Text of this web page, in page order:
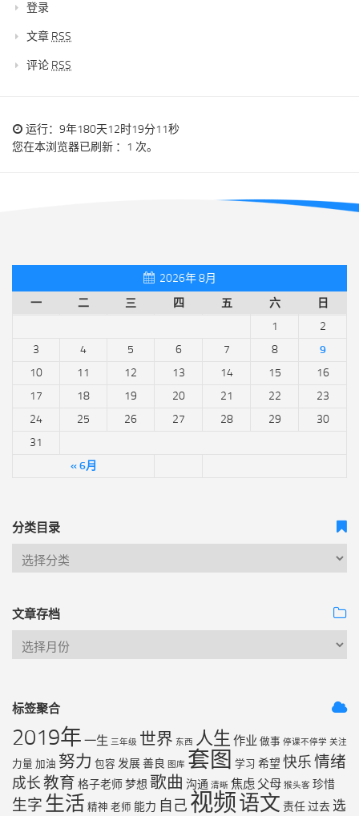
登录
文章 RSS
评论 RSS
运行：9年180天12时19分11秒
您在本浏览器已刷新 ：1 次。
2026年 8月
一
二 三 四 五 六 日
« 6月
1
2
3
4 5 6 7 8
9
10
11 12 13 14 15
16
17
18 19 20 21 22
23
24
25 26 27 28 29
30
31
分类目录
文章存档
标签聚合
2019年 一生 三年级 世界 东西 人生 作业 做事 停课不停学 关注
力量 加油 努力 包容 发展善良 图库 套图 学习 希望 快乐情绪
成长教育 格子老师梦想 歌曲 沟通 清晰 焦虑 父母 猴头客 珍惜
生字 生活 精神 老师 能力 自己 视频语文 责任过去 选